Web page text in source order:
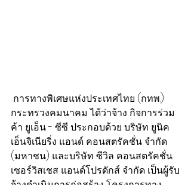
กระทรวงคมนาคม ได้ว่าจ้าง กิจการร่วม
ค้า ยูเอ็น - ซีซี ประกอบด้วย บริษัท ยูนิค
เอ็นจิเนียริ่ง แอนด์ คอนสตรัคชั่น จำกัด
(มหาชน) และบริษัท ซีวิล คอนสตรัคชั่น
เซอร์วิสเชส แอนด์โปรดักส์ จำกัด เป็นผู้รับ